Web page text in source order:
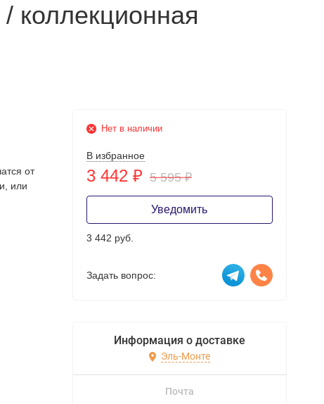
коллекционная
от
или
Нет в наличии
В избранное
3 442 ₽ 5 595₽
Уведомить
3 442 руб.
Задать вопрос:
Информация о доставке
Эль-Монте
Почта